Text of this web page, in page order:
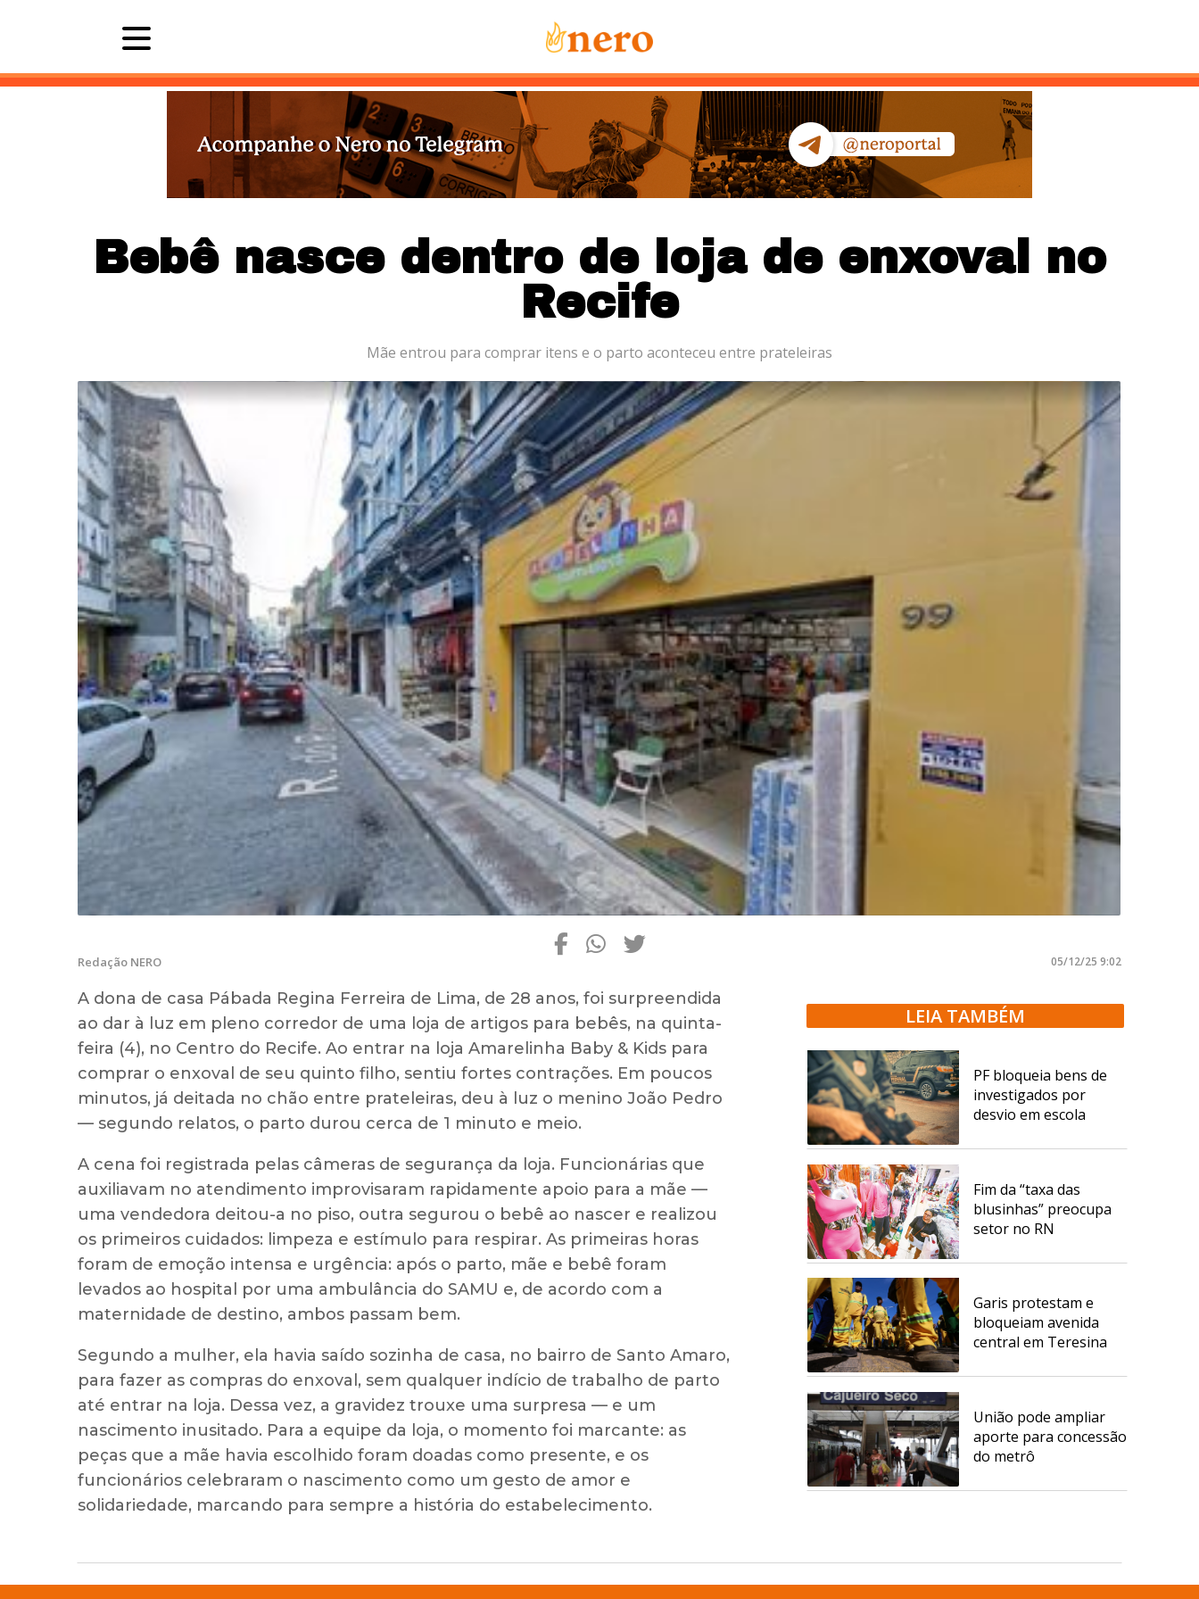
Mais Lidas Sobre Nós
Bebê nasce dentro de loja de enxoval no
Recife
Mãe entrou para comprar itens e o parto aconteceu entre prateleiras
Redação NERO 05/12/25 9:02
A dona de casa Pábada Regina Ferreira de Lima, de 28 anos, foi surpreendida
ao dar à luz em pleno corredor de uma loja de artigos para bebês, na quinta-
feira (4), no Centro do Recife. Ao entrar na loja Amarelinha Baby & Kids para
comprar o enxoval de seu quinto filho, sentiu fortes contrações. Em poucos
minutos, já deitada no chão entre prateleiras, deu à luz o menino João Pedro
— segundo relatos, o parto durou cerca de 1 minuto e meio.
A cena foi registrada pelas câmeras de segurança da loja. Funcionárias que
auxiliavam no atendimento improvisaram rapidamente apoio para a mãe —
uma vendedora deitou-a no piso, outra segurou o bebê ao nascer e realizou
os primeiros cuidados: limpeza e estímulo para respirar. As primeiras horas
foram de emoção intensa e urgência: após o parto, mãe e bebê foram
levados ao hospital por uma ambulância do SAMU e, de acordo com a
maternidade de destino, ambos passam bem.
Segundo a mulher, ela havia saído sozinha de casa, no bairro de Santo Amaro,
para fazer as compras do enxoval, sem qualquer indício de trabalho de parto
até entrar na loja. Dessa vez, a gravidez trouxe uma surpresa — e um
nascimento inusitado. Para a equipe da loja, o momento foi marcante: as
peças que a mãe havia escolhido foram doadas como presente, e os
funcionários celebraram o nascimento como um gesto de amor e
solidariedade, marcando para sempre a história do estabelecimento.
LEIA TAMBÉM
PF bloqueia bens de
investigados por
desvio em escola
Fim da “taxa das
blusinhas” preocupa
setor no RN
Garis protestam e
bloqueiam avenida
central em Teresina
União pode ampliar
aporte para concessão
do metrô